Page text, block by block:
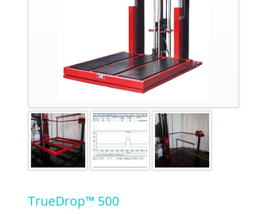
TrueDrop™ 500